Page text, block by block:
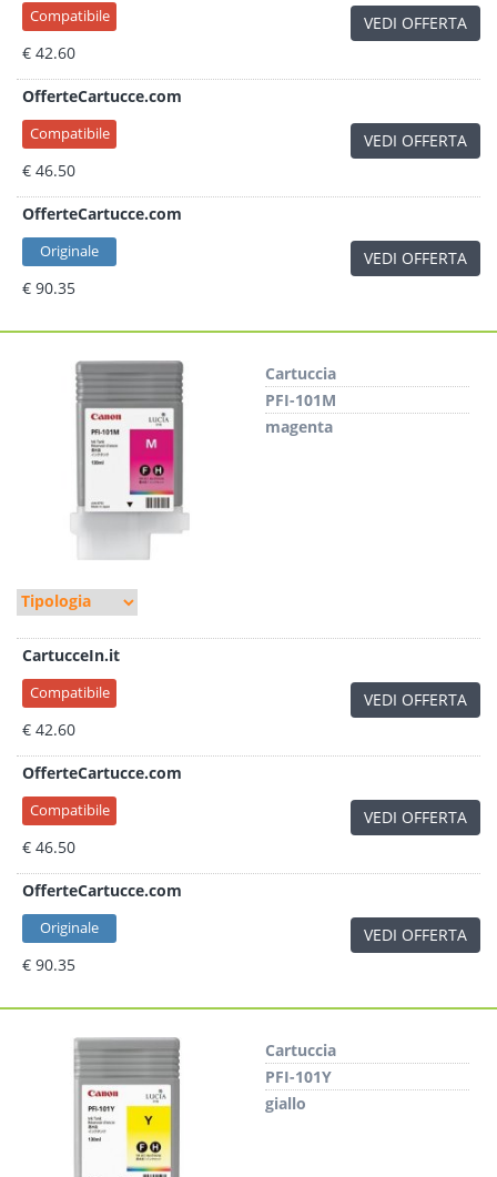
Compatibile
€ 42.60
VEDI OFFERTA
OfferteCartucce.com
Compatibile
€ 46.50
VEDI OFFERTA
OfferteCartucce.com
Originale
€ 90.35
VEDI OFFERTA
Cartuccia
PFI-101M
magenta
CartucceIn.it
Compatibile
€ 42.60
VEDI OFFERTA
OfferteCartucce.com
Compatibile
€ 46.50
VEDI OFFERTA
OfferteCartucce.com
Originale
€ 90.35
VEDI OFFERTA
Cartuccia
PFI-101Y
giallo